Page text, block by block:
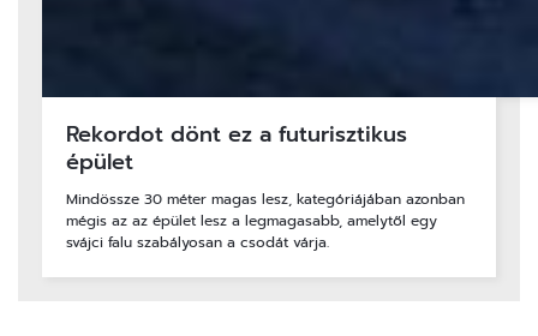
Rekordot dönt ez a futurisztikus
épület
Mindössze 30 méter magas lesz, kategóriájában azonban
mégis az az épület lesz a legmagasabb, amelytől egy
svájci falu szabályosan a csodát várja.